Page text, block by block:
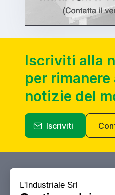
Iscriviti alla
per
notizie del
Iscriviti
Industriale.it